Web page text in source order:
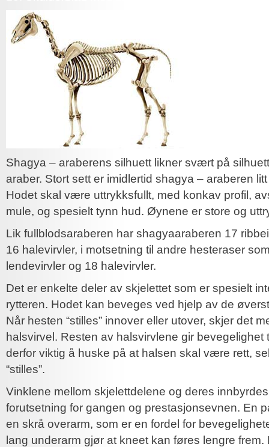
Shagya – araberens silhuett likner svært på
araber. Stort sett er imidlertid shagya – araberen
Hodet skal være uttrykksfullt, med konkav profil,
mule, og spesielt tynn hud. Øynene er store og
Lik fullblodsaraberen har shagyaaraberen 17
16 halevirvler, i motsetning til andre hesteraser
lendevirvler og 18 halevirvler.
Det er enkelte deler av skjelettet som er spesielt
rytteren. Hodet kan beveges ved hjelp av de
Når hesten “stilles” innover eller utover, skjer det
halsvirvel. Resten av halsvirvlene gir bevegelighet
derfor viktig å huske på at halsen skal være rett,
“stilles”.
Vinklene mellom skjelettdelene og deres
forutsetning for gangen og prestasjonsevnen. En
en skrå overarm, som er en fordel for
lang underarm gjør at kneet kan føres lengre frem.